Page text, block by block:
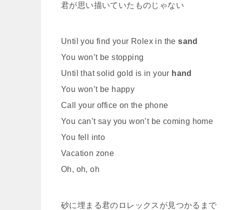
君が思い描いていたものじゃない
Until you find your Rolex in thesand
You won’t be stopping
Until that solid gold is in your hand
You won’t be happy
Call your office on the phone
You can’t say you won’t be coming home
You fell into
Vacation zone
Oh, oh, oh
砂に埋まる君のロレックスが見つかるまで